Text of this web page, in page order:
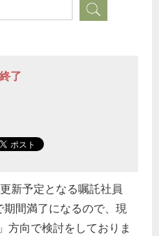
了
新予定となる嘱託社員
間満了になるので、現
方向で検討をしておりま